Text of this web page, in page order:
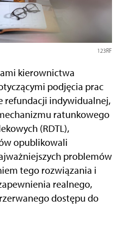
123RF
kierownictwa
podjęcia prac
refundacji indywidualnej,
ratunkowego
(RDTL),
opublikowali
problemów
tego rozwiązania i
realnego,
dostępu do